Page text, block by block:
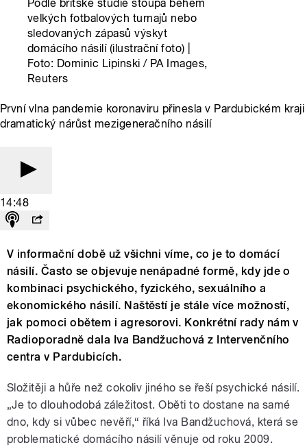
Podle britské studie stoupá během
velkých fotbalových turnajů nebo
sledovaných zápasů výskyt
domácího násilí (ilustrační foto) |
Foto: Dominic Lipinski / PA Images,
Reuters
První vlna pandemie koronaviru přinesla v Pardubickém kraji
dramatický nárůst mezigeneračního násilí
14:48
V informační době už všichni víme, co je to domácí
násilí. Často se objevuje nenápadné formě, kdy jde o
kombinaci psychického, fyzického, sexuálního a
ekonomického násilí. Naštěstí je stále více možností,
jak pomoci obětem i agresorovi. Konkrétní rady nám v
Radioporadně dala Iva Bandžuchová z Intervenčního
centra v Pardubicích.
Složitěji a hůře než cokoliv jiného se řeší psychické násilí.
„Je to dlouhodobá záležitost. Oběti to dostane na samé
dno, kdy si vůbec nevěří,“ říká Iva Bandžuchová, která se
problematické domácího násilí věnuje od roku 2009.